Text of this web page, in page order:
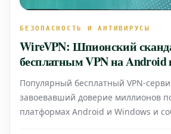
БЕЗОПАСНОСТЬ И АНТИВИРУСЫ
WireVPN: Шпионский
бесплатным VPN на Android
Популярный бесплатный VPN-
завоевавший доверие миллионов
платформах Android и Windows и